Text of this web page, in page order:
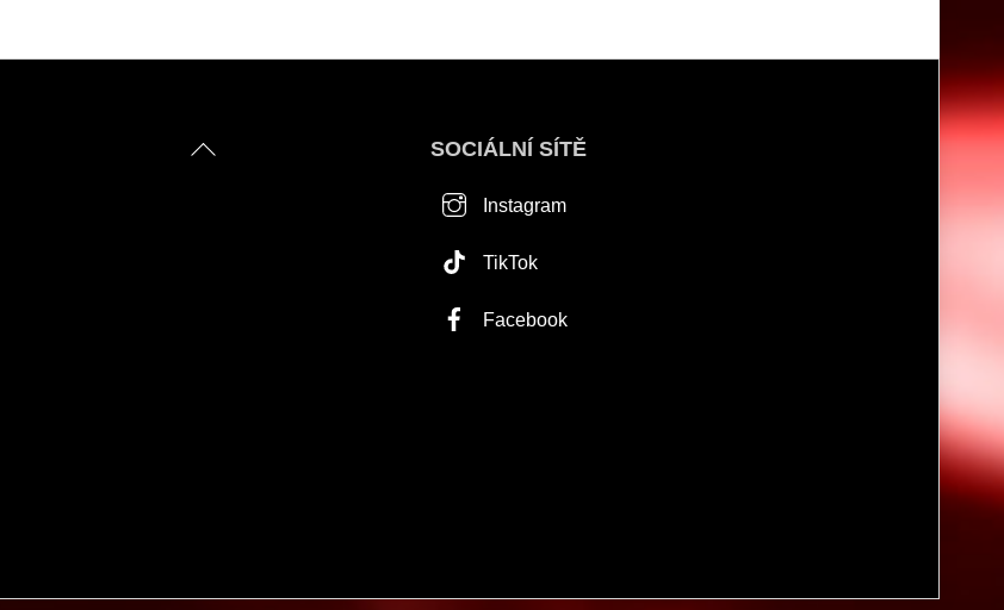
Back
SOCIÁLNÍ SÍTĚ
Instagram
TikTok
Facebook